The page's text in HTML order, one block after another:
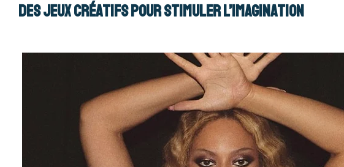
Des jeux créatifs pour stimuler l’imagination